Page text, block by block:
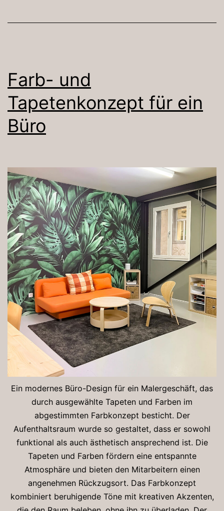
Farb- und
Tapetenkonzept für ein
Büro
Ein modernes Büro-Design für ein Malergeschäft, das
durch ausgewählte Tapeten und Farben im
abgestimmten Farbkonzept besticht. Der
Aufenthaltsraum wurde so gestaltet, dass er sowohl
funktional als auch ästhetisch ansprechend ist. Die
Tapeten und Farben fördern eine entspannte
Atmosphäre und bieten den Mitarbeitern einen
angenehmen Rückzugsort. Das Farbkonzept
kombiniert beruhigende Töne mit kreativen Akzenten,